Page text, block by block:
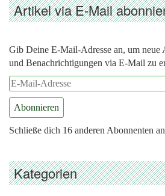
Artikel via E-Mail
Gib Deine E-Mail-Adresse an, um neue
und Benachrichtigungen via E-Mail zu
E-
Mail-
Adresse
Abonnieren
Schließe dich 16 anderen Abonnenten an
Kategorien